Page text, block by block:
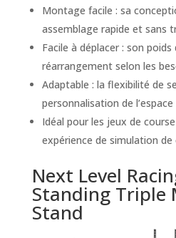
Montage facile : sa
assemblage rapide et sans
Facile à déplacer : son
réarrangement selon les
Adaptable : la flexibilité de
personnalisation de
Idéal pour les jeux de
expérience de simulation de
Next Level
Standing Triple
Stand